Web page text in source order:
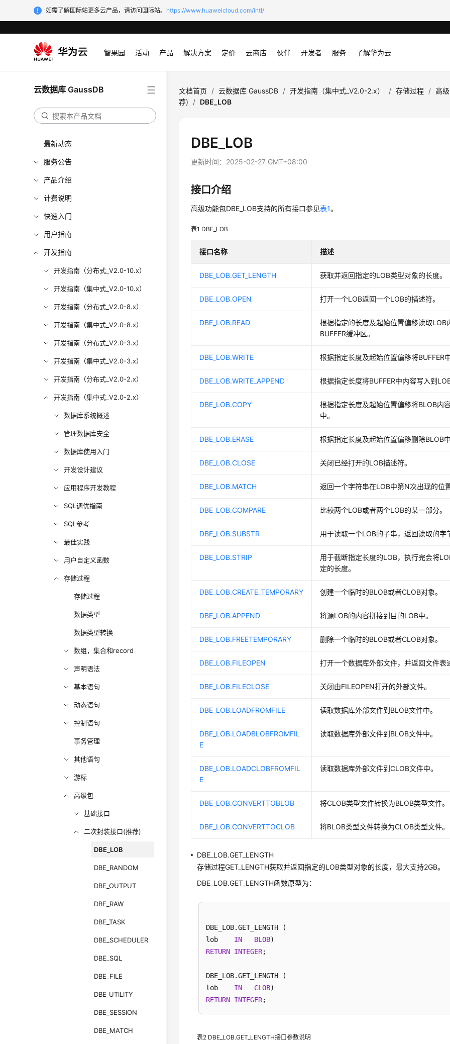
如需了解国际站更多云产品，请访问国际站。 https://www.huaweicloud.com/intl/
智果园 活动 产品 解决方案 定价 云商店 伙伴 开发者 服务 了解华为云
云数据库 GaussDB
最新动态
服务公告
产品介绍
计费说明
快速入门
用户指南
开发指南
开发指南（分布式_V2.0-10.x）
开发指南（集中式_V2.0-10.x）
开发指南（分布式_V2.0-8.x）
开发指南（集中式_V2.0-8.x）
开发指南（分布式_V2.0-3.x）
开发指南（集中式_V2.0-3.x）
开发指南（分布式_V2.0-2.x）
开发指南（集中式_V2.0-2.x）
数据库系统概述
管理数据库安全
数据库使用入门
开发设计建议
应用程序开发教程
SQL调优指南
SQL参考
最佳实践
用户自定义函数
存储过程
存储过程
数据类型
数据类型转换
数组，集合和record
声明语法
基本语句
动态语句
控制语句
事务管理
其他语句
游标
高级包
基础接口
二次封装接口(推荐)
DBE_LOB
DBE_RANDOM
DBE_OUTPUT
DBE_RAW
DBE_TASK
DBE_SCHEDULER
DBE_SQL
DBE_FILE
DBE_UTILITY
DBE_SESSION
DBE_MATCH
文档首页 / 云数据库 GaussDB / 开发指南（集中式_V2.0-2.x） / 存储过程 / 高
荐)
/ DBE_LOB
DBE_LOB
更新时间： 2025-02-27 GMT+08:00
接口介绍
高级功能包DBE_LOB支持的所有接口参见表1。
表1 DBE_LOB
接口名称 描述
DBE_LOB.GET_LENGTH 获取并返回指定的LOB类型对象的长度。
DBE_LOB.OPEN 打开一个LOB返回一个LOB的描述符。
DBE_LOB.READ
根据指定的长度及起始位置偏移读取LOB
BUFFER缓冲区。
DBE_LOB.WRITE 根据指定长度及起始位置偏移将BUFFER
DBE_LOB.WRITE_APPEND 根据指定长度将BUFFER中内容写入到
DBE_LOB.COPY
根据指定长度及起始位置偏移将BLOB内
中。
DBE_LOB.ERASE 根据指定长度及起始位置偏移删除BLOB
DBE_LOB.CLOSE 关闭已经打开的LOB描述符。
DBE_LOB.MATCH 返回一个字符串在LOB中第N次出现的位
DBE_LOB.COMPARE 比较两个LOB或者两个LOB的某一部分。
DBE_LOB.SUBSTR 用于读取一个LOB的子串，返回读取的字
DBE_LOB.STRIP
用于截断指定长度的LOB，执行完会将
定的长度。
DBE_LOB.CREATE_TEMPORARY 创建一个临时的BLOB或者CLOB对象。
DBE_LOB.APPEND 将源LOB的内容拼接到目的LOB中。
DBE_LOB.FREETEMPORARY 删除一个临时的BLOB或者CLOB对象。
DBE_LOB.FILEOPEN 打开一个数据库外部文件，并返回文件表
DBE_LOB.FILECLOSE 关闭由FILEOPEN打开的外部文件。
DBE_LOB.LOADFROMFILE 读取数据库外部文件到BLOB文件中。
DBE_LOB.LOADBLOBFROMFIL
E
读取数据库外部文件到BLOB文件中。
DBE_LOB.LOADCLOBFROMFIL
E
读取数据库外部文件到CLOB文件中。
DBE_LOB.CONVERTTOBLOB 将CLOB类型文件转换为BLOB类型文件。
DBE_LOB.CONVERTTOCLOB 将BLOB类型文件转换为CLOB类型文件。
DBE_LOB.GET_LENGTH
存储过程GET_LENGTH获取并返回指定的LOB类型对象的长度，最大支持2GB。
DBE_LOB.GET_LENGTH函数原型为：
DBE_LOB.GET_LENGTH (
lob IN BLOB
RETURN INTEGER;
DBE_LOB.GET_LENGTH (
lob IN CLOB
RETURN INTEGER
表2 DBE_LOB.GET_LENGTH接口参数说明